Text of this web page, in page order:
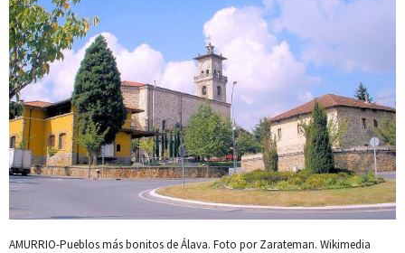
AMURRIO-Pueblos más bonitos de Álava. Foto por Zarateman. Wikimedia